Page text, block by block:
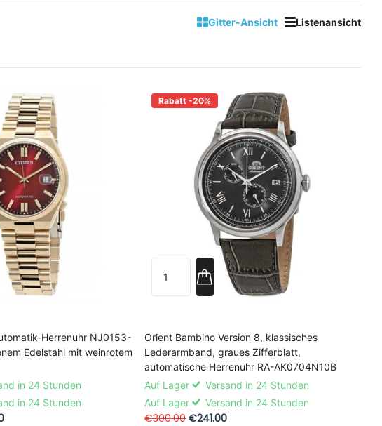
Gitter-Ansicht Listenansicht
Herrenuhr NJ0153-
Edelstahl mit weinrotem
in 24 Stunden
in 24 Stunden
Rabatt -20%
Orient Bambino Version 8, klassisches
Lederarmband, graues Zifferblatt,
automatische Herrenuhr RA-AK0704N10B
Auf Lager
Versand in 24 Stunden
Auf Lager
Versand in 24 Stunden
€300.00 €241.00